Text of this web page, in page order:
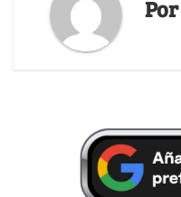
Por